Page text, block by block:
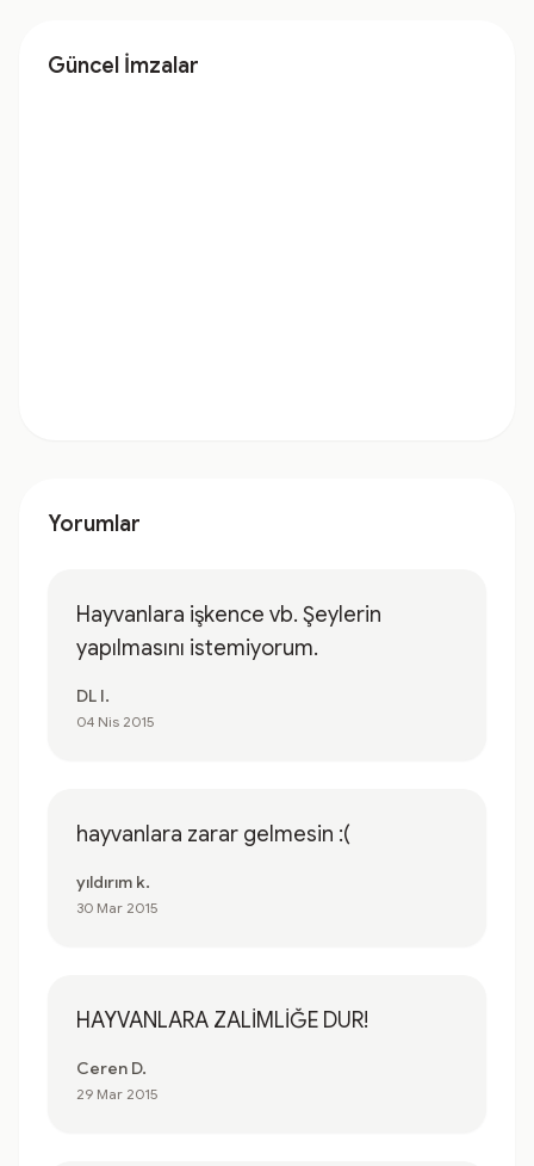
Güncel İmzalar
Yorumlar
Hayvanlara işkence vb. Şeylerin
yapılmasını istemiyorum.
DL I.
04 Nis 2015
hayvanlara zarar gelmesin :(
yıldırım k.
30 Mar 2015
HAYVANLARA ZALİMLİĞE DUR!
Ceren D.
29 Mar 2015